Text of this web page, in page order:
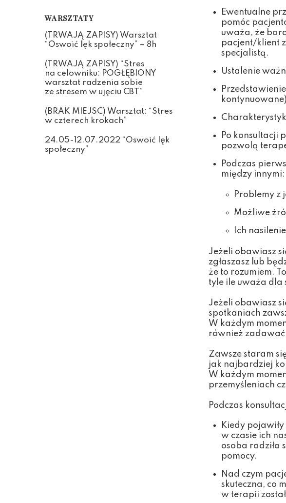
Ewentualne
pomóc
uważa, że
pacjent/klient
specjalistą.
Ustalenie
Po konsultacji
pozwolą
Podczas
między innymi:
Problemy z
Możliwe
Ich
Jeżeli obawiasz
zgłaszasz lub
że to rozumiem.
tyle ile uważa dla
Jeżeli obawiasz
spotkaniach
W każdym
również
Zawsze staram
jak najbardziej
W każdym
przemyśleniach
Podczas
Kiedy
w czasie ich
osoba radziła
pomocy.
Nad czym
skuteczna, co
w terapii
WARSZTATY
(TRWAJĄ ZAPISY) Warsztat
“Oswoić lęk społeczny” – 8h
(TRWAJĄ ZAPISY) “Stres
na celowniku: POGŁĘBIONY
warsztat radzenia sobie
ze stresem w ujęciu CBT”
(BRAK MIEJSC) Warsztat: “Stres
w czterech krokach”
24.05-12.07.2022 “Oswoić lęk
społeczny”